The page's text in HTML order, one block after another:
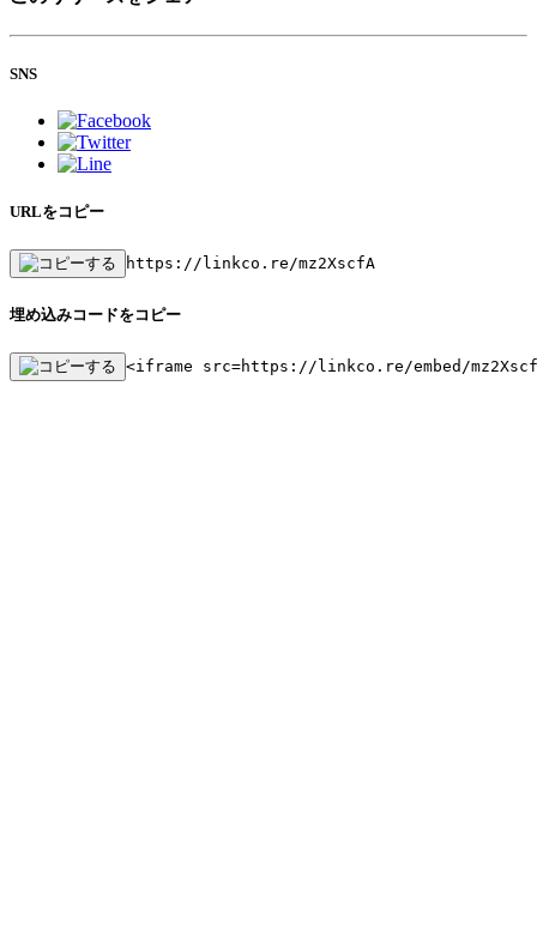
SNS
URLをコピー
https://linkco.re/mz2XscfA
埋め込みコードをコピー
<iframe src=https://linkco.re/embed/